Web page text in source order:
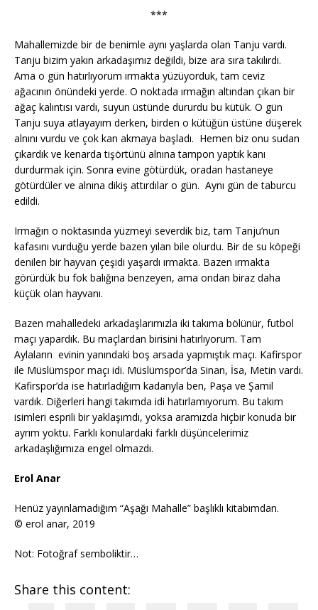
***
Mahallemizde bir de benimle aynı yaşlarda olan Tanju vardı.
Tanju bizim yakın arkadaşımız değildi, bize ara sıra takılırdı.
Ama o gün hatırlıyorum ırmakta yüzüyorduk, tam ceviz
ağacının önündeki yerde. O noktada ırmağın altından çıkan bir
ağaç kalıntısı vardı, suyun üstünde dururdu bu kütük. O gün
Tanju suya atlayayım derken, birden o kütüğün üstüne düşerek
alnını vurdu ve çok kan akmaya başladı. Hemen biz onu sudan
çıkardık ve kenarda tişörtünü alnına tampon yaptık kanı
durdurmak için. Sonra evine götürdük, oradan hastaneye
götürdüler ve alnına dikiş attırdılar o gün. Aynı gün de taburcu
edildi.
Irmağın o noktasında yüzmeyi severdik biz, tam Tanju’nun
kafasını vurduğu yerde bazen yılan bile olurdu. Bir de su köpeği
denilen bir hayvan çeşidi yaşardı ırmakta. Bazen ırmakta
görürdük bu fok balığına benzeyen, ama ondan biraz daha
küçük olan hayvanı.
Bazen mahalledeki arkadaşlarımızla iki takıma bölünür, futbol
maçı yapardık. Bu maçlardan birisini hatırlıyorum. Tam
Aylaların evinin yanındaki boş arsada yapmıştık maçı. Kafirspor
ile Müslümspor maçı idi. Müslümspor’da Sinan, İsa, Metin vardı.
Kafirspor’da ise hatırladığım kadarıyla ben, Paşa ve Şamil
vardık. Diğerleri hangi takımda idi hatırlamıyorum. Bu takım
isimleri esprili bir yaklaşımdı, yoksa aramızda hiçbir konuda bir
ayrım yoktu. Farklı konulardaki farklı düşüncelerimiz
arkadaşlığımıza engel olmazdı.
Erol Anar
Henüz yayınlamadığım “Aşağı Mahalle” başlıklı kitabımdan.
© erol anar, 2019
Not: Fotoğraf semboliktir…
Share this content: